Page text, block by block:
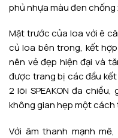
phủ nhựa màu đen chống
Mặt trước của loa với ê
củ loa bên trong, kết
nên vẻ đẹp hiện đại và
được trang bị các đầu
2 lõi SPEAKON đa
không gian hẹp một cách
Với âm thanh mạnh mẽ,